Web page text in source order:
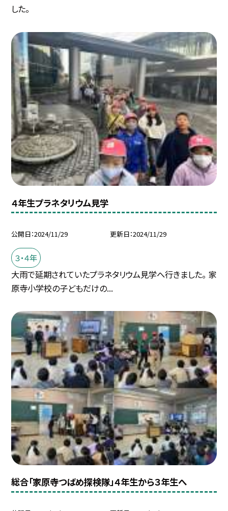
した。
４年生プラネタリウム見学
公開日 2024/11/29 更新日 2024/11/29
３・４年
大雨で延期されていたプラネタリウム見学へ行きました。 家
原寺小学校の子どもだけの...
総合「家原寺つばめ探検隊」４年生から３年生へ